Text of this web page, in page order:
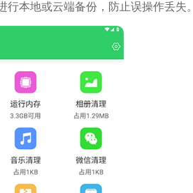
本地或云端备份，防止误操作丢失。